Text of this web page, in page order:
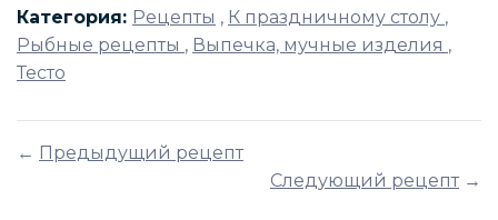
Категория: Рецепты , К праздничному столу ,
Рыбные рецепты , Выпечка, мучные изделия ,
Тесто
← Предыдущий рецепт
Следующий рецепт→